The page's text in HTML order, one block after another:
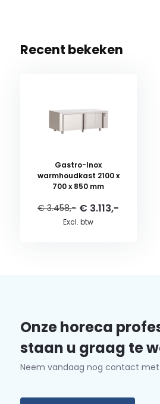
Recent bekeken
Gastro-Inox
warmhoudkast 2100 x
700 x 850 mm
€ 3.458,- € 3.113,-
Excl. btw
Onze horeca
staan u graag te
Neem vandaag nog contact met